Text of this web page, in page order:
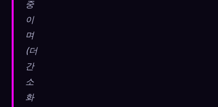
중
이
며
(더
간
소
화